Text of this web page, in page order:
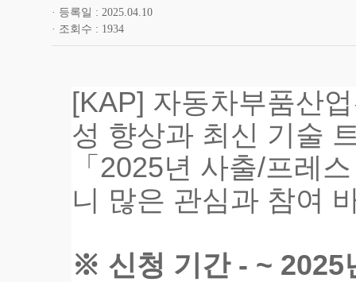
등록일
2025.04.10
조회수
1934
[KAP] 자동차부품산
성 향상과 최신 기술
「2025년 사출/프레
니 많은 관심과 참여
※ 신청 기간 - ~ 2025